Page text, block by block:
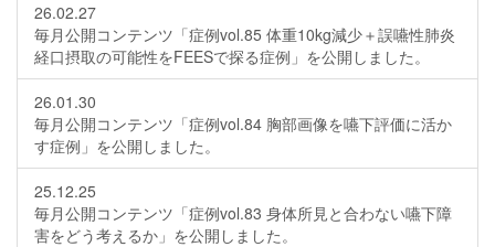
26.02.27
毎月公開コンテンツ「症例vol.85 体重10kg減少＋誤嚥性肺炎
経口摂取の可能性をFEESで探る症例」を公開しました。
26.01.30
毎月公開コンテンツ「症例vol.84 胸部画像を嚥下評価に活か
す症例」を公開しました。
25.12.25
毎月公開コンテンツ「症例vol.83 身体所見と合わない嚥下障
害をどう考えるか」を公開しました。